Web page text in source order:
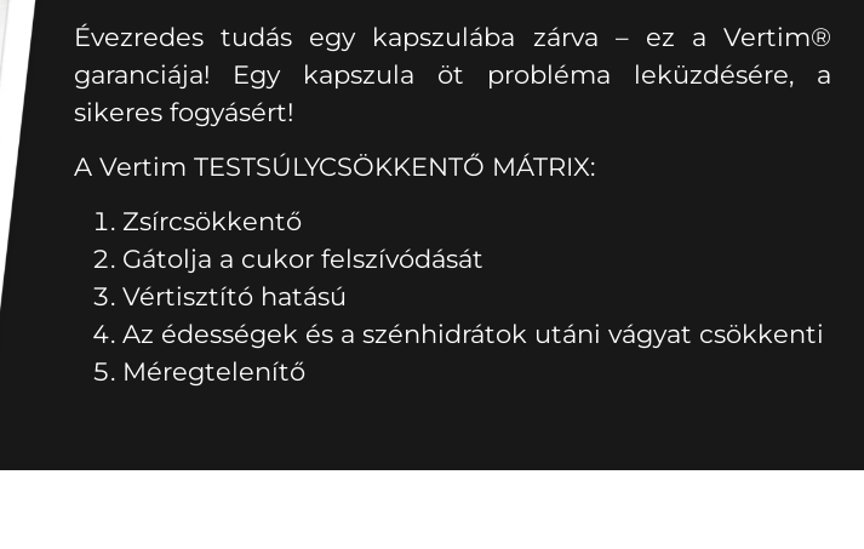
Évezredes tudás egy kapszulába zárva – ez a Vertim®
garanciája! Egy kapszula öt probléma leküzdésére, a
sikeres fogyásért!
A Vertim TESTSÚLYCSÖKKENTŐ MÁTRIX:
Zsírcsökkentő
Gátolja a cukor felszívódását
Vértisztító hatású
Az édességek és a szénhidrátok utáni vágyat csökkenti
Méregtelenítő